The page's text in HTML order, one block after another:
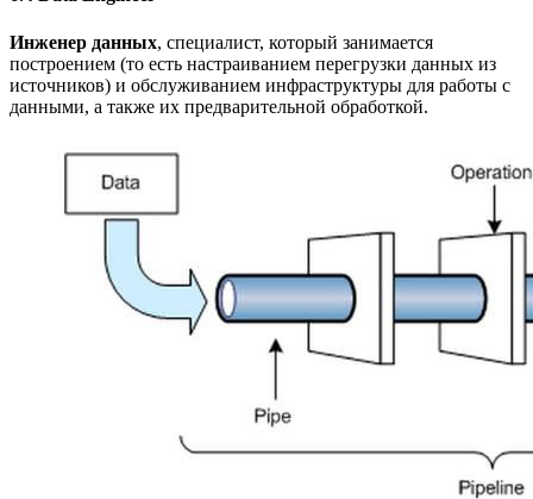
Инженер данных, специалист, который занимается
построением (то есть настраиванием перегрузки данных из
источников) и обслуживанием инфраструктуры для работы с
данными, а также их предварительной обработкой.